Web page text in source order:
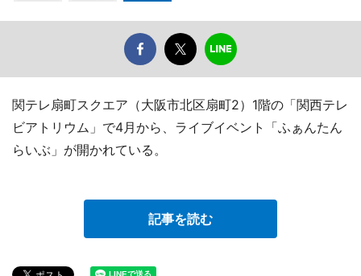
関テレ扇町スクエア（大阪市北区扇町2）1階の「関西テレ
ビアトリウム」で4月から、ライブイベント「ふぁんたん
らいぶ」が開かれている。
記事を読む